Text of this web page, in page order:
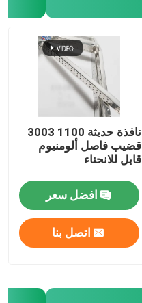
نافذة حديثة 1100 3003
قضيب فاصل ألومنيوم
قابل للانحناء
افضل سعر
اتصل بنا